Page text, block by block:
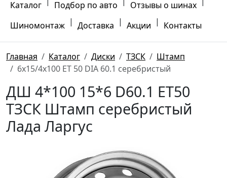
Каталог Подбор по авто Отзывы о шинах
Шиномонтаж | Доставка | Акции | Контакты
Главная Каталог Диски ТЗСК
Штамп
6x15/4x100 ET 50 DIA 60.1 серебристый
ДШ 4*100 15*6 D60.1 ET50
ТЗСК Штамп серебристый
Лада Ларгус